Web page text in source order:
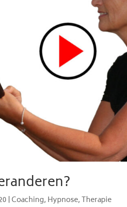
|Coaching, Hypnose,Therapie